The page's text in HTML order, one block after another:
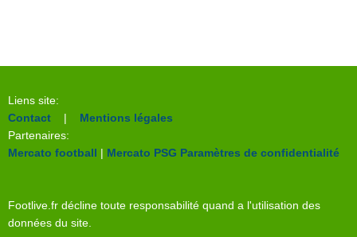
Liens site:
Contact | Mentions légales
Partenaires:
Mercato football | Mercato PSG Paramètres de confidentialité
Footlive.fr décline toute responsabilité quand a l'utilisation des
données du site.